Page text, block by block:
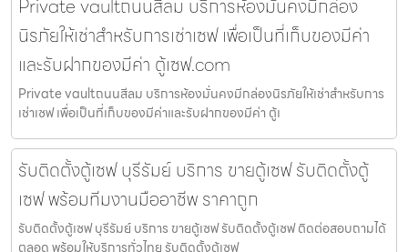
Private vaultถนนสีลม บริการห้องมั่นคงมีกล่อง
นิรภัยให้เช่าสำหรับการเช่าเซฟ เพื่อเป็นที่เก็บของมีค่า
และรับฝากของมีค่า ตู้เซฟ.com
Private vaultถนนสีลม บริการห้องมั่นคงมีกล่องนิรภัยให้เช่าสำหรับการ
เช่าเซฟ เพื่อเป็นที่เก็บของมีค่าและรับฝากของมีค่า ตู้เ
รับติดตั้งตู้เซฟ บุรีรัมย์ บริการ ขายตู้เซฟ รับติดตั้งตู้
เซฟ พร้อมทีมงานมืออาชีพ ราคาถูก
รับติดตั้งตู้เซฟ บุรีรัมย์ บริการ ขายตู้เซฟ รับติดตั้งตู้เซฟ ติดต่อสอบถามได้
ตลอด พร้อมให้บริการทั่วไทย รับติดตั้งตู้เซฟ